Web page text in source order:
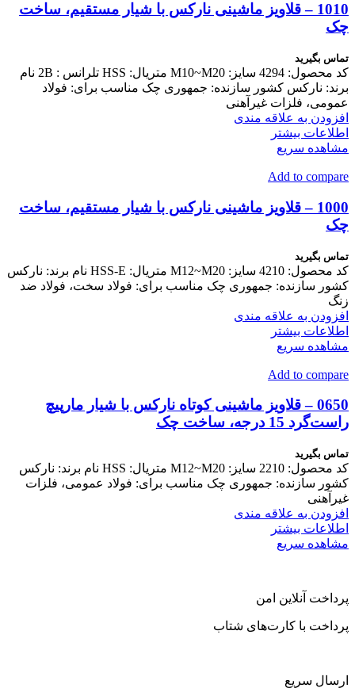
1010 – قلاویز ماشینی نارکس با شیار مستقیم، ساخت
چک
تماس بگیرید
کد محصول: 4294 سایز: M10~M20 متریال: HSS تلرانس : 2B نام
برند: نارکس کشور سازنده: جمهوری چک مناسب برای: فولاد
عمومی، فلزات غیرآهنی
افزودن به علاقه مندی
اطلاعات بیشتر
مشاهده سریع
Add to compare
1000 – قلاویز ماشینی نارکس با شیار مستقیم، ساخت
چک
تماس بگیرید
کد محصول: 4210 سایز: M12~M20 متریال: HSS-E نام برند: نارکس
کشور سازنده: جمهوری چک مناسب برای: فولاد سخت، فولاد ضد
زنگ
افزودن به علاقه مندی
اطلاعات بیشتر
مشاهده سریع
Add to compare
0650 – قلاویز ماشینی کوتاه نارکس با شیار مارپیچ
راست‌گرد 15 درجه، ساخت چک
تماس بگیرید
کد محصول: 2210 سایز: M12~M20 متریال: HSS نام برند: نارکس
کشور سازنده: جمهوری چک مناسب برای: فولاد عمومی، فلزات
غیرآهنی
افزودن به علاقه مندی
اطلاعات بیشتر
مشاهده سریع
پرداخت آنلاین امن
پرداخت با کارت‌های شتاب
ارسال سریع